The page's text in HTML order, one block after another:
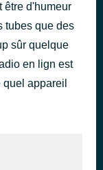
être d'humeur
tubes que des
sûr quelque
en lign est
appareil